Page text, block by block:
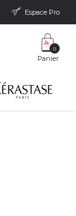
Espace Pro
Panier
0